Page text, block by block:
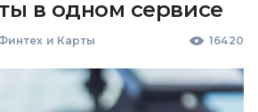
в одном сервисе
и Карты 16420